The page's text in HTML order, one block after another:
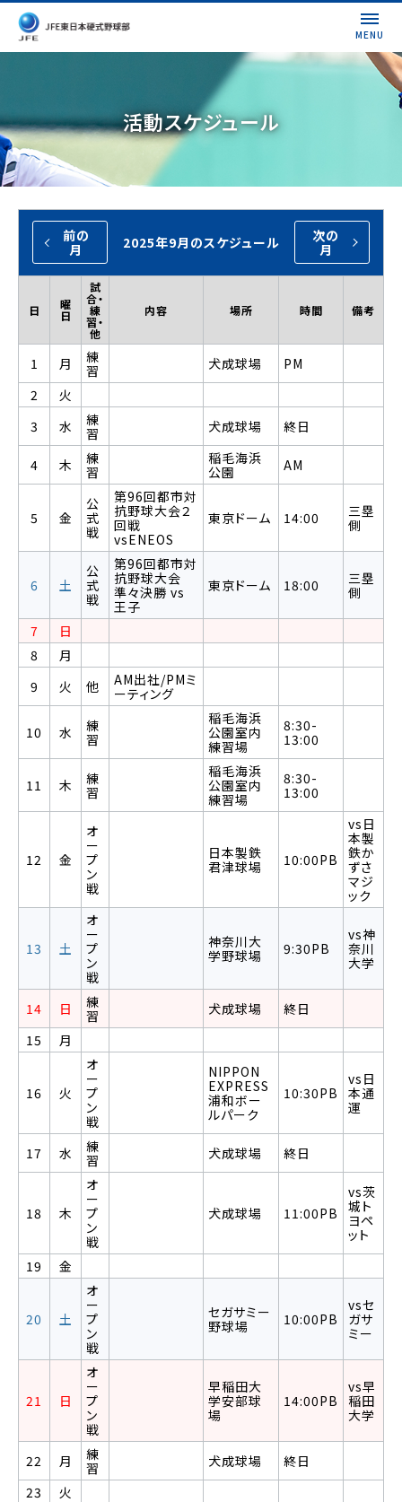
MENU
活動スケジュール
前の
月
2025年9月のスケジュール
次の
月
日 曜
日
試
合・
練
習・
他
内容 場所 時間 備考
1 月
練
習
犬成球場
PM
2
火
3
水
練
習
犬成球場 終日
4 木
練
習
稲毛海浜
公園
AM
5 金
公
式
戦
第96回都市対
抗野球大会２
回戦
vsENEOS
東京ドーム 14:00
三塁
側
6 土
公
式
戦
第96回都市対
抗野球大会
準々決勝 vs
王子
東京ドーム 18:00
三塁
側
7
日
8
月
9
火 他
AM出社/PMミ
ーティング
10 水
練
習
稲毛海浜
公園室内
練習場
8:30-
13:00
11 木
練
習
稲毛海浜
公園室内
練習場
8:30-
13:00
12 金
オ
ー
プ
ン
戦
日本製鉄
君津球場
10:00PB
vs日
本製
鉄か
ずさ
マジ
ック
13 土
オ
ー
プ
ン
戦
神奈川大
学野球場
9:30PB
vs神
奈川
大学
14 日
練
習
犬成球場
終日
15
月
16 火
オ
ー
プ
ン
戦
NIPPON
EXPRESS
浦和ボー
ルパーク
10:30PB
vs日
本通
運
17 水
練
習
犬成球場 終日
18 木
オ
ー
プ
ン
戦
犬成球場 11:00PB
vs茨
城ト
ヨペ
ット
19
金
20 土
オ
ー
プ
ン
戦
セガサミー
野球場
10:00PB
vsセ
ガサ
ミー
21 日
オ
ー
プ
ン
戦
早稲田大
学安部球
場
14:00PB
vs早
稲田
大学
22 月
練
習
犬成球場
終日
23
火